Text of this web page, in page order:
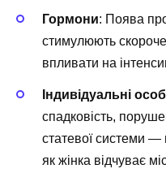
Гормони: Поява
стимулюють
впливати на
Індивідуальні
спадковість,
статевої системи
як жінка відчуває